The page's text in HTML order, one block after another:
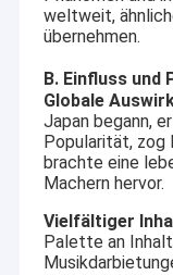
weltweit,
übernehmen.
B. Einfluss
Globale
Japan begann,
Popularität, zog
brachte eine
Machern hervor.
Vielfältiger
Palette an